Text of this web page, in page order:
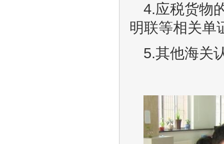
4.应税货物
明联等相关单
5.其他海关